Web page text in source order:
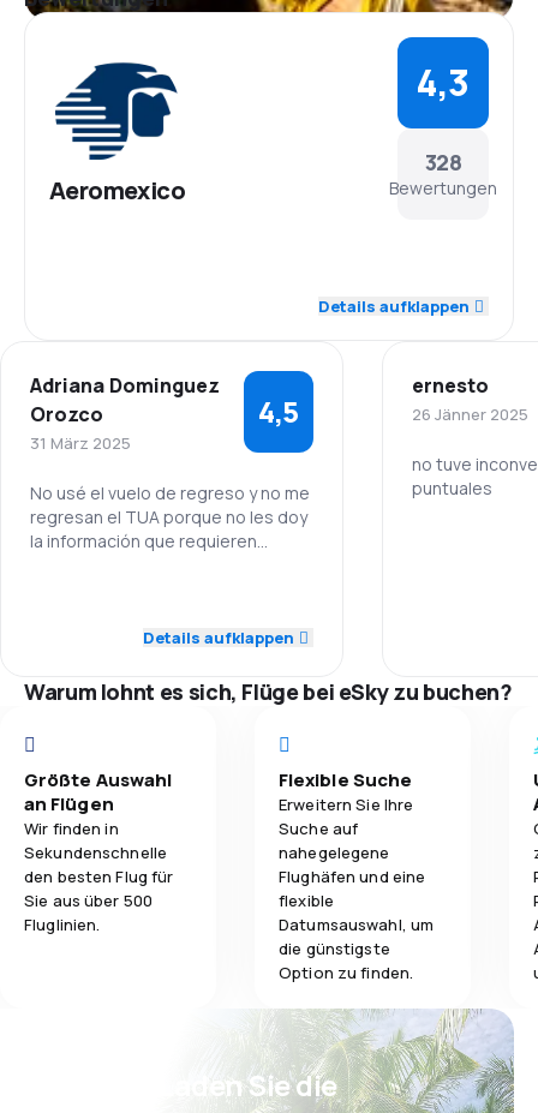
Aeromexico
328
Bewertungen
4,3
Flugnetz 4,4
4,1
Reisekomfort
Verpflegung
Details aufklappen
Adriana Dominguez
Orozco
31 März 2025
4,5
No usé el vuelo de regreso y no me
regresan el TUA porque no les doy
la información que requieren
4,0
Reisekomfort 5,0
Gepäckbeförderung 5,0
Details aufklappen
ernesto
26 Jänner 2025
no tuve
puntuales
Warum lohnt es sich, Flüge bei eSky zu buchen?
Größte Auswahl
an Flügen
Wir finden in
Sekundenschnelle
den besten Flug für
Sie aus über 500
Fluglinien.
Flexible Suche
Erweitern Sie Ihre
Suche auf
nahegelegene
Flughäfen und eine
flexible
Datumsauswahl, um
die günstigste
Option zu finden.
Psst! Laden Sie die